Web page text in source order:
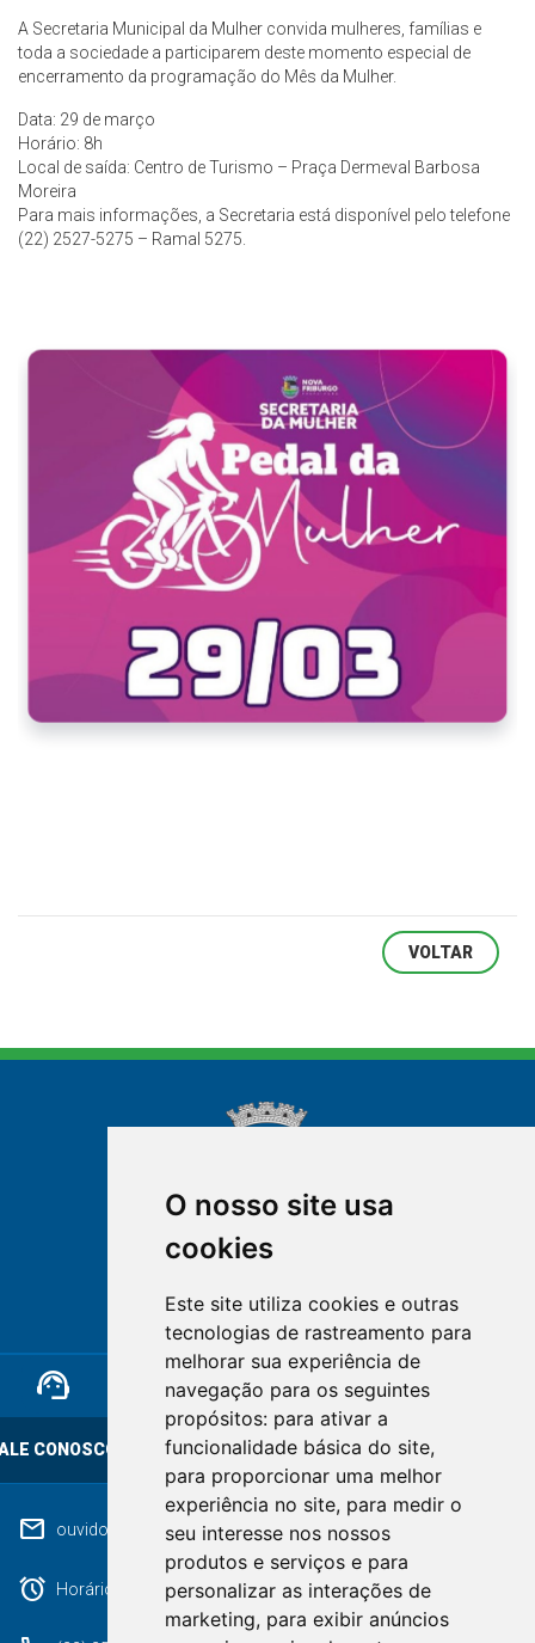
O nosso site usa
cookies
Este site utiliza cookies e outras
tecnologias de rastreamento para
melhorar sua experiência de
navegação para os seguintes
propósitos: para ativar a
funcionalidade básica do site,
para proporcionar uma melhor
experiência no site, para medir o
seu interesse nos nossos
produtos e serviços e para
personalizar as interações de
marketing, para exibir anúncios
A Secretaria Municipal da Mulher convida mulheres, famílias e
toda a sociedade a participarem deste momento especial de
encerramento da programação do Mês da Mulher.
Data: 29 de março
Horário: 8h
Local de saída: Centro de Turismo – Praça Dermeval Barbosa
Moreira
Para mais informações, a Secretaria está disponível pelo telefone
(22) 2527-5275 – Ramal 5275.
VOLTAR
NOVA FRIBURGO
RIO DE JANEIRO
mail ouvidoriageral@pmnf.rj.gov.br
alarm Horário de atendimento: Segunda a Sexta das 09h às 17h.
support_agent
CONOSCO
mail
OUVIDORIA